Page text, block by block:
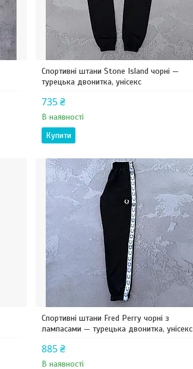
Спортивні штани Stone Island чорні —
турецька двонитка, унісекс
735 ₴
В наявності
Купити
Спортивні штани Fred Perry чорні з
лампасами — турецька двонитка, унісекс
885 ₴
В наявності